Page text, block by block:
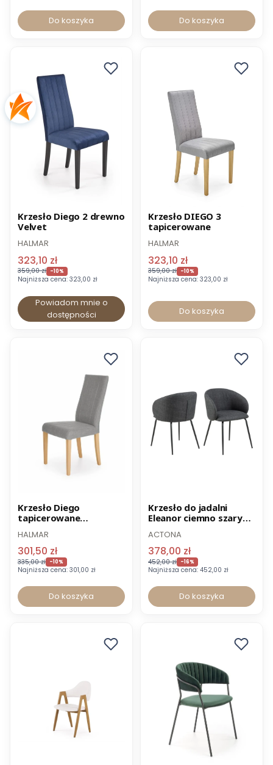
Do koszyka Do koszyka
Promocja
-8% z kodem MEBEL
Krzesło Diego 2 drewno
Velvet
HALMAR
323,10 zł
359,00 zł -10%
Najniższa cena: 323,00 zł
Powiadom mnie o
dostępności
Promocja
-8% z kodem MEBEL
Krzesło DIEGO 3
tapicerowane
HALMAR
323,10 zł
359,00 zł -10%
Najniższa cena: 323,00 zł
Do koszyka
Promocja
-8% z kodem MEBEL
Krzesło Diego
tapicerowane
HALMAR
301,50 zł
335,00 zł -10%
Najniższa cena: 301,00 zł
Do koszyka
Promocja
Krzesło do jadalni
Eleanor ciemno szary
ACTONA
378,00 zł
452,00 zł -16%
Najniższa cena: 452,00 zł
Do koszyka